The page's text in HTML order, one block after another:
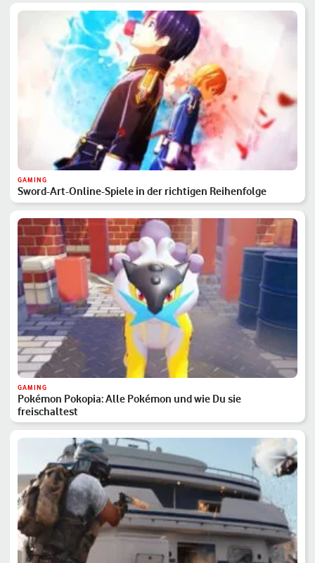
GAMING
Sword-Art-Online-Spiele in der richtigen Reihenfolge
GAMING
Pokémon Pokopia: Alle Pokémon und wie Du sie
freischaltest